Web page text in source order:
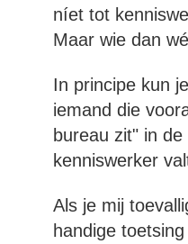
níet tot
Maar wie dan
In principe kun
iemand die
bureau zit" in
kenniswerker
Als je mij
handige